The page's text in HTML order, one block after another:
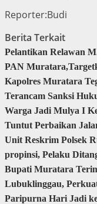
Reporter:Budi
Berita Terkait
Pelantikan Relawan
PAN
Kapolres Muratara
Terancam Sanksi
Warga Jadi Mulya I
Tuntut Perbaikan
Unit Reskrim Polsek
propinsi, Pelaku
Bupati Muratara
Lubuklinggau,
Paripurna Hari Jadi